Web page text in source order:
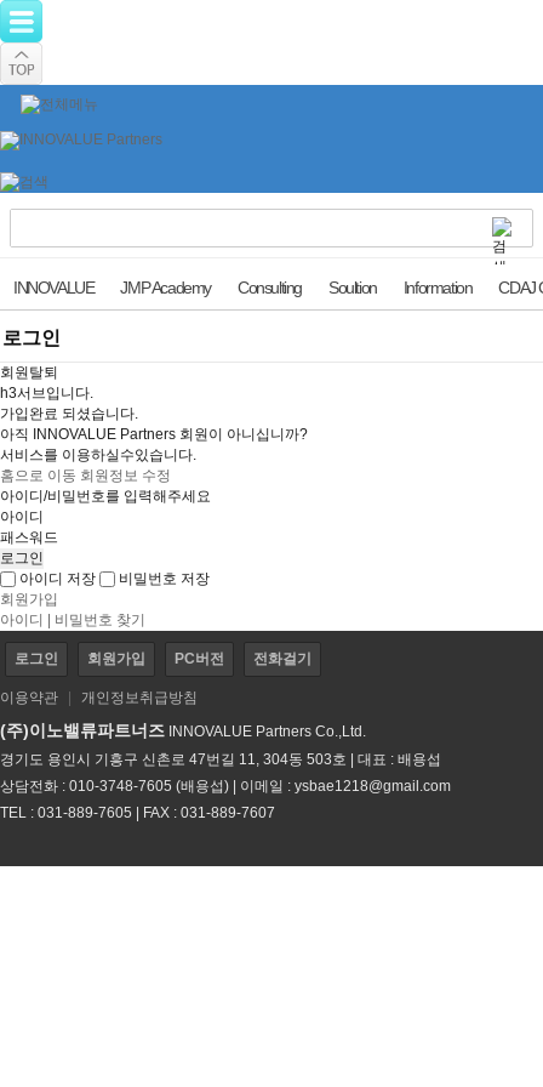
INNOVALUE JMP Academy Consulting Soultion Information CDAJ
로그인
회원탈퇴
h3서브입니다.
가입완료 되셨습니다.
아직 INNOVALUE Partners 회원이 아니십니까?
서비스를 이용하실수있습니다.
홈으로 이동 회원정보 수정
아이디/비밀번호를 입력해주세요
아이디
패스워드
아이디 저장
비밀번호 저장
회원가입
아이디 | 비밀번호 찾기
로그인 회원가입 PC버전 전화걸기
이용약관 개인정보취급방침
(주)이노밸류파트너즈 INNOVALUE Partners Co.,Ltd.
경기도 용인시 기흥구 신촌로 47번길 11, 304동 503호 | 대표 : 배용섭
상담전화 : 010-3748-7605 (배용섭) | 이메일 : ysbae1218@gmail.com
TEL : 031-889-7605 | FAX : 031-889-7607